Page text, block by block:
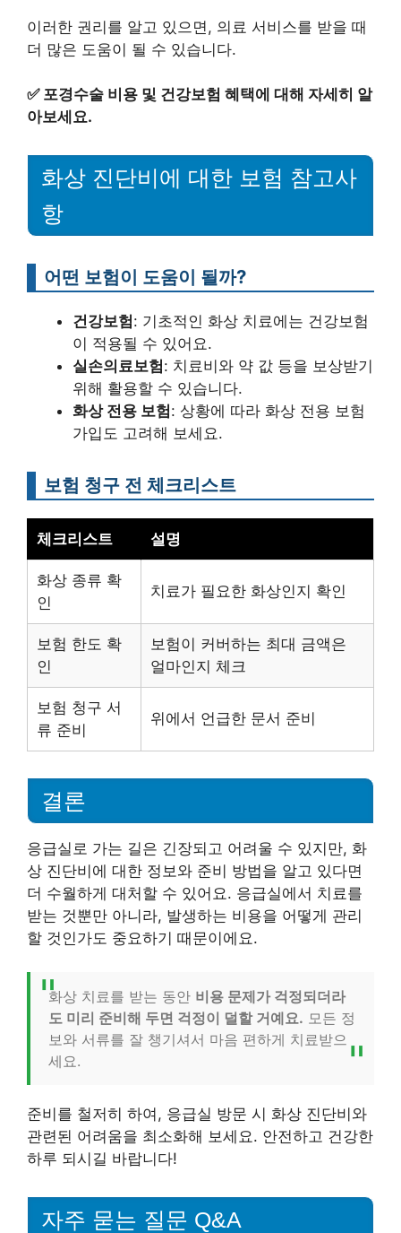
이러한 권리를 알고 있으면, 의료 서비스를 받을 때
더 많은 도움이 될 수 있습니다.
✅ 포경수술 비용 및 건강보험 혜택에 대해 자세히 알
아보세요.
화상 진단비에 대한 보험 참고사
항
어떤 보험이 도움이 될까?
건강보험: 기초적인 화상 치료에는 건강보험
이 적용될 수 있어요.
실손의료보험: 치료비와 약 값 등을 보상받기
위해 활용할 수 있습니다.
화상 전용 보험: 상황에 따라 화상 전용 보험
가입도 고려해 보세요.
보험 청구 전 체크리스트
체크리스트 설명
화상 종류 확
인
치료가 필요한 화상인지 확인
보험 한도 확
인
보험이 커버하는 최대 금액은
얼마인지 체크
보험 청구 서
류 준비
위에서 언급한 문서 준비
결론
응급실로 가는 길은 긴장되고 어려울 수 있지만, 화
상 진단비에 대한 정보와 준비 방법을 알고 있다면
더 수월하게 대처할 수 있어요. 응급실에서 치료를
받는 것뿐만 아니라, 발생하는 비용을 어떻게 관리
할 것인가도 중요하기 때문이에요.
화상 치료를 받는 동안 비용 문제가 걱정되더라
도 미리 준비해 두면 걱정이 덜할 거예요. 모든 정
보와 서류를 잘 챙기셔서 마음 편하게 치료받으
세요.
준비를 철저히 하여, 응급실 방문 시 화상 진단비와
관련된 어려움을 최소화해 보세요. 안전하고 건강한
하루 되시길 바랍니다!
자주 묻는 질문 Q&A